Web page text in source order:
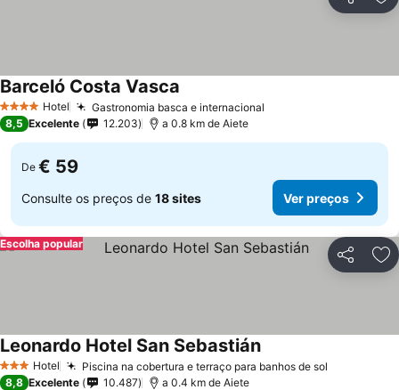
Partilhar
4 EstrelasHotel Gastronomia basca e internacional
Barceló Costa Vasca
8,5 Excelente 12.203 a 0.8 km de Aiete
De € 59
Consulte os preços de 18 sites Ver preços
Partilhar
Escolha popular
3 EstrelasHotel Piscina na cobertura e terraço para banhos de sol
Leonardo Hotel San SebastiánVer preços
8,8 Excelente 10.487 a 0.4 km de Aiete